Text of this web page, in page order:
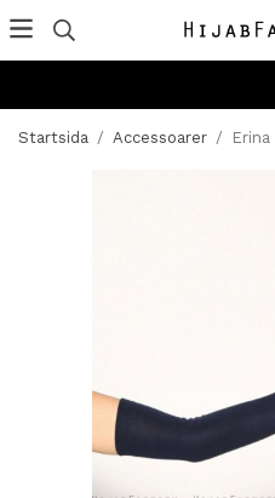
Startsida / Accessoarer /